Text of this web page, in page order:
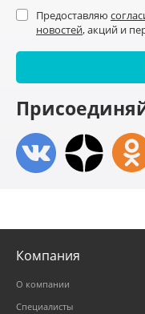
Предоставляю
новостей, акций и
Компания
О компании
Специалисты